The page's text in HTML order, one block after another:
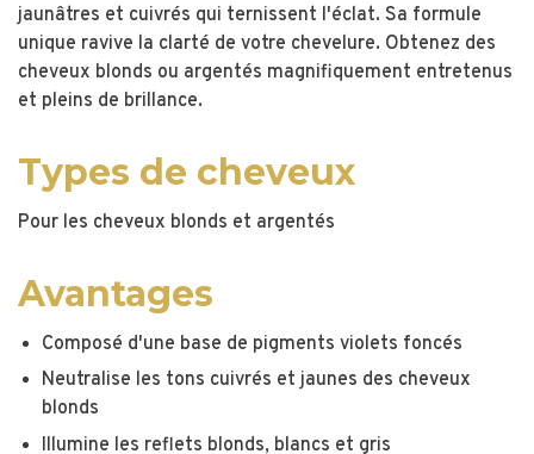
jaunâtres et cuivrés qui ternissent l'éclat. Sa formule
unique ravive la clarté de votre chevelure. Obtenez des
cheveux blonds ou argentés magnifiquement entretenus
et pleins de brillance.
Types de cheveux
Pour les cheveux blonds et argentés
Avantages
Composé d'une base de pigments violets foncés
Neutralise les tons cuivrés et jaunes des cheveux
blonds
Illumine les reflets blonds, blancs et gris